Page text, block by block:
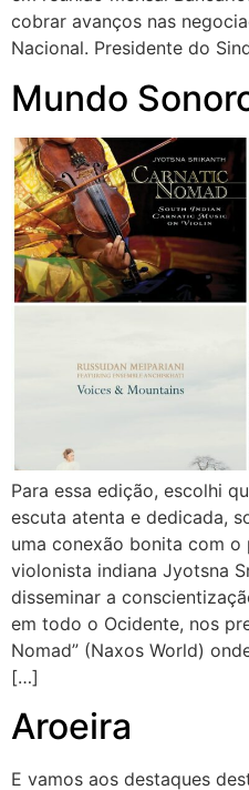
cobrar avanços nas
Nacional. Presidente do
Mundo
Para essa edição, escolhi
escuta atenta e dedicada,
uma conexão bonita com
violonista indiana Jyotsna
disseminar a
em todo o Ocidente, nos
Nomad” (Naxos World)
[…]
Aroeira
E vamos aos destaques